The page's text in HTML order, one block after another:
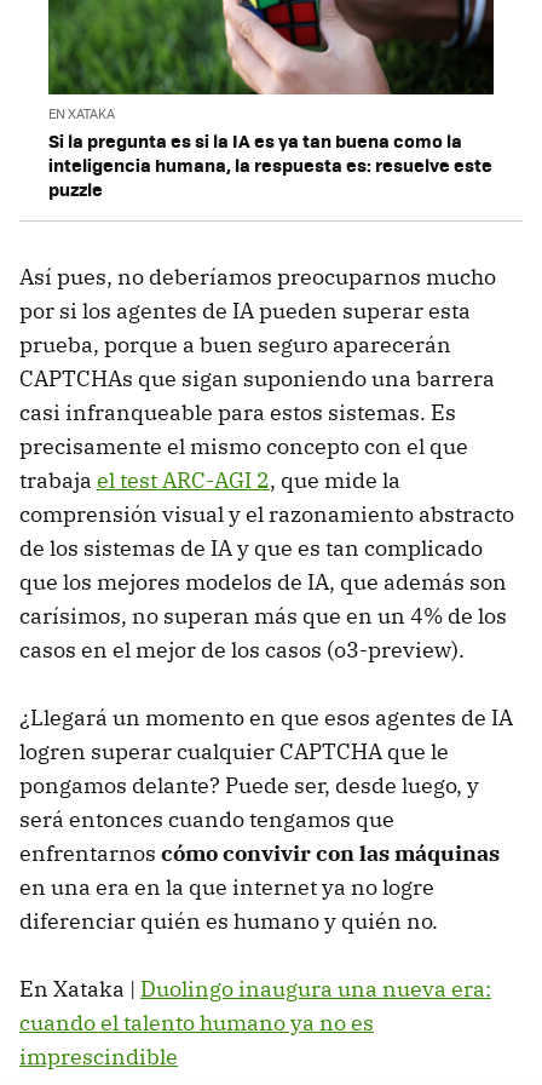
EN XATAKA
Si la pregunta es si la IA es ya tan buena como la
inteligencia humana, la respuesta es: resuelve este
puzzle
Así pues, no deberíamos preocuparnos mucho
por si los agentes de IA pueden superar esta
prueba, porque a buen seguro aparecerán
CAPTCHAs que sigan suponiendo una barrera
casi infranqueable para estos sistemas. Es
precisamente el mismo concepto con el que
trabaja el test ARC-AGI 2, que mide la
comprensión visual y el razonamiento abstracto
de los sistemas de IA y que es tan complicado
que los mejores modelos de IA, que además son
carísimos, no superan más que en un 4% de los
casos en el mejor de los casos (o3-preview).
¿Llegará un momento en que esos agentes de IA
logren superar cualquier CAPTCHA que le
pongamos delante? Puede ser, desde luego, y
será entonces cuando tengamos que
enfrentarnos cómo convivir con las máquinas
en una era en la que internet ya no logre
diferenciar quién es humano y quién no.
En Xataka | Duolingo inaugura una nueva era:
cuando el talento humano ya no es
imprescindible